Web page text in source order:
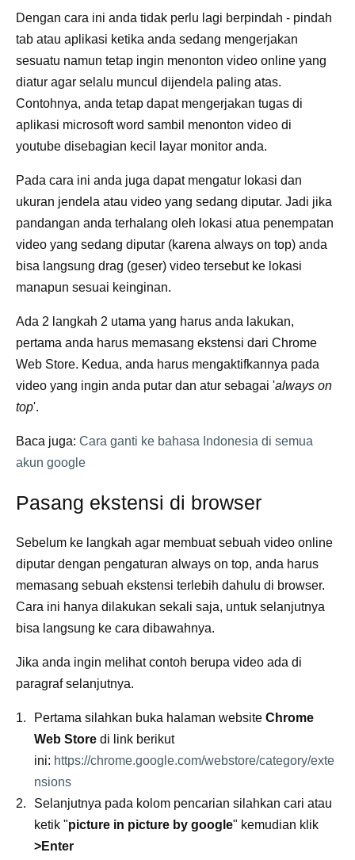
Dengan cara ini anda tidak perlu lagi berpindah - pindah
tab atau aplikasi ketika anda sedang mengerjakan
sesuatu namun tetap ingin menonton video online yang
diatur agar selalu muncul dijendela paling atas.
Contohnya, anda tetap dapat mengerjakan tugas di
aplikasi microsoft word sambil menonton video di
youtube disebagian kecil layar monitor anda.
Pada cara ini anda juga dapat mengatur lokasi dan
ukuran jendela atau video yang sedang diputar. Jadi jika
pandangan anda terhalang oleh lokasi atua penempatan
video yang sedang diputar (karena always on top) anda
bisa langsung drag (geser) video tersebut ke lokasi
manapun sesuai keinginan.
Ada 2 langkah 2 utama yang harus anda lakukan,
pertama anda harus memasang ekstensi dari Chrome
Web Store. Kedua, anda harus mengaktifkannya pada
video yang ingin anda putar dan atur sebagai 'always on
top'.
Baca juga: Cara ganti ke bahasa Indonesia di semua
akun google
Pasang ekstensi di browser
Sebelum ke langkah agar membuat sebuah video online
diputar dengan pengaturan always on top, anda harus
memasang sebuah ekstensi terlebih dahulu di browser.
Cara ini hanya dilakukan sekali saja, untuk selanjutnya
bisa langsung ke cara dibawahnya.
Jika anda ingin melihat contoh berupa video ada di
paragraf selanjutnya.
Pertama silahkan buka halaman website Chrome
Web Store di link berikut
ini: https://chrome.google.com/webstore/category/exte
nsions
Selanjutnya pada kolom pencarian silahkan cari atau
ketik "picture in picture by google" kemudian klik
>Enter